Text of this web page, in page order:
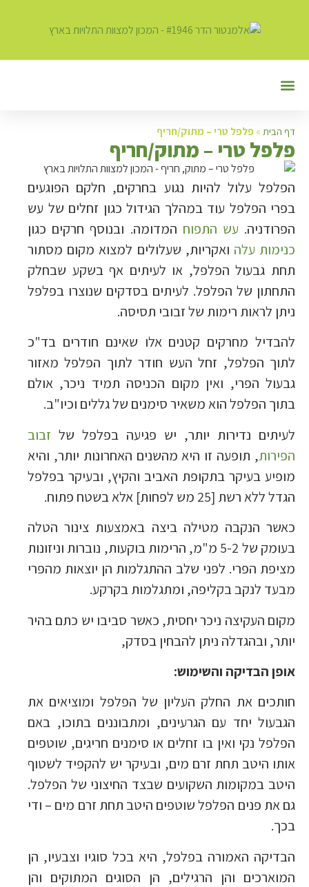
דף הבית » פלפל טרי – מתוק/חריף
פלפל טרי – מתוק/חריף
הפלפל עלול להיות נגוע בחרקים, חלקם הפוגעים
בפרי הפלפל עוד במהלך הגידול כגון זחלים של עש
הפרודניה. עש התפוח המדומה. ובנוסף חרקים כגון
כנימות עלה ואקריות, שעלולים למצוא מקום מסתור
תחת גבעול הפלפל, או לעיתים אף בשקע שבחלק
התחתון של הפלפל. לעיתים בסדקים שנוצרו בפלפל
ניתן לראות רימות של זבובי תסיסה.
להבדיל מחרקים קטנים אלו שאינם חודרים בד"כ
לתוך הפלפל, זחל העש חודר לתוך הפלפל מאזור
גבעול הפרי, ואין מקום הכניסה תמיד ניכר, אולם
בתוך הפלפל הוא משאיר סימנים של גללים וכיו"ב.
לעיתים נדירות יותר, יש פגיעה בפלפל של זבוב
הפירות, תופעה זו היא מהשנים האחרונות יותר, והיא
מופיע בעיקר בתקופת האביב והקיץ, ובעיקר בפלפל
הגדל ללא רשת [25 מש לפחות] אלא בשטח פתוח.
כאשר הנקבה מטילה ביצה באמצעות צינור הטלה
בעומק של 5-2 מ"מ, הרימות בוקעות, נוברות וניזונות
מציפת הפרי. לפני שלב ההתגלמות הן יוצאות מהפרי
מבעד לנקב בקליפה, ומתגלמות בקרקע.
מקום העקיצה ניכר יחסית, כאשר סביבו יש כתם בהיר
יותר, ובהגדלה ניתן להבחין בסדק,
אופן הבדיקה והשימוש:
חותכים את החלק העליון של הפלפל ומוציאים את
הגבעול יחד עם הגרעינים, ומתבוננים בתוכו, באם
הפלפל נקי ואין בו זחלים או סימנים חריגים, שוטפים
אותו היטב תחת זרם מים, ובעיקר יש להקפיד לשטוף
היטב במקומות השקועים שבצד החיצוני של הפלפל.
גם את פנים הפלפל שוטפים היטב תחת זרם מים – ודי
בכך.
הבדיקה האמורה בפלפל, היא בכל סוגיו וצבעיו, הן
המוארכים והן הרגילים, הן הסוגים המתוקים והן